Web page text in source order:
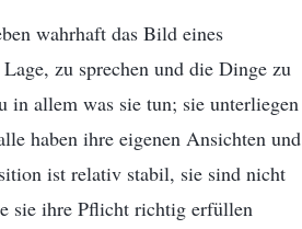
wahrhaft das Bild eines
zu sprechen und die Dinge zu
in allem was sie tun; sie unterliegen
haben ihre eigenen Ansichten und
ist relativ stabil, sie sind nicht
sie ihre Pflicht richtig erfüllen